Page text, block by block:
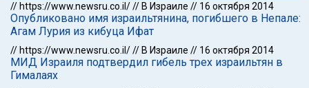
// https://www.newsru.co.il/// В Израиле // 16 октября 2014
Опубликовано имя израильтянина, погибшего в Непале:
Агам Лурия из кибуца Ифат
// https://www.newsru.co.il/// В Израиле // 16 октября 2014
МИД Израиля подтвердил гибель трех израильтян в
Гималаях